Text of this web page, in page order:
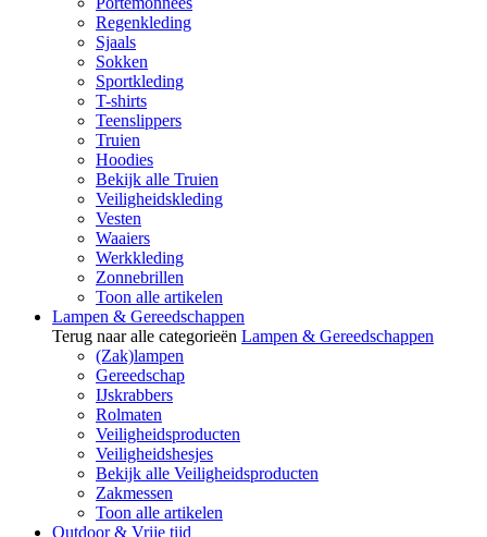
Regenkleding
Sjaals
Sokken
Sportkleding
T-shirts
Teenslippers
Truien
Hoodies
Bekijk alle Truien
Veiligheidskleding
Vesten
Waaiers
Werkkleding
Zonnebrillen
Toon alle artikelen
Lampen & Gereedschappen
Terug naar alle categorieën Lampen & Gereedschappen
(Zak)lampen
Gereedschap
IJskrabbers
Rolmaten
Veiligheidsproducten
Veiligheidshesjes
Bekijk alle Veiligheidsproducten
Zakmessen
Toon alle artikelen
Outdoor & Vrije tijd